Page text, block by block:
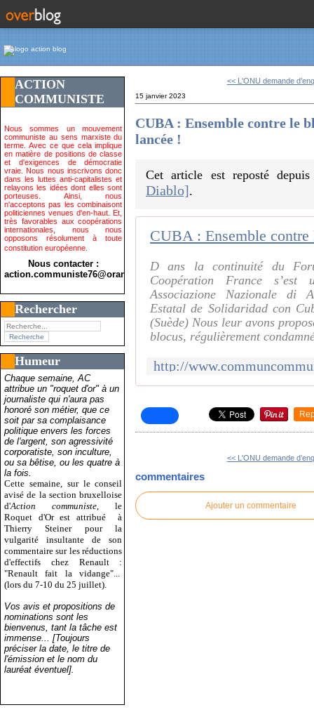
ACTION
COMMUNISTE
Nous sommes un mouvement
communiste au sens marxiste du
terme. Avec ce que cela implique
en matière de positions de classe
et d'exigences de démocratie
vraie. Nous nous inscrivons donc
dans les luttes anti-capitalistes et
relayons les idées dont elles sont
porteuses. Ainsi, nous
n'acceptons pas les combinaisont
politiciennes venues d'en-haut. Et,
très favorables aux coopérations
internationales, nous nous
opposons résolument à toute
constitution européenne.
Nous contacter :
action.communiste76@orange.fr>
Rechercher
Humeur
Chaque semaine, AC
attribue un "roquet d'or" à un
journaliste qui n'aura pas
honoré son métier, que ce
soit par sa complaisance
politique envers les forces
de l'argent, son agressivité
corporatiste, son inculture,
ou sa bêtise, ou les quatre à
la fois.
Cette semaine, sur le conseil
avisé de la section bruxelloise
d'Action communiste , le
Roquet d'Or est attribué
à
Thierry Steiner pour la
vulgarité insultante de son
commentaire sur les réductions
d'effectifs chez Renault :
"Renault fait la vidange"...
(lors du 7-10 du 25 juillet).
Vos avis et propositions de
nominations sont les
bienvenus, tant la tâche est
immense... [Toujours
préciser la date, le titre de
l'émission et le nom du
lauréat éventuel].
<< L'ONU demande
15 janvier 2023
CUBA : Ensemble contre le
lancée !
Cet article est reposté
Diablo].
D ans la continuité du
Coopération France
Associazione Nazionale di
Estatal de Solidaridad con
(Suède) Nous leur avons
blocus, régulièrement
<< L'ONU demande
commentaires
Ajouter un commentaire